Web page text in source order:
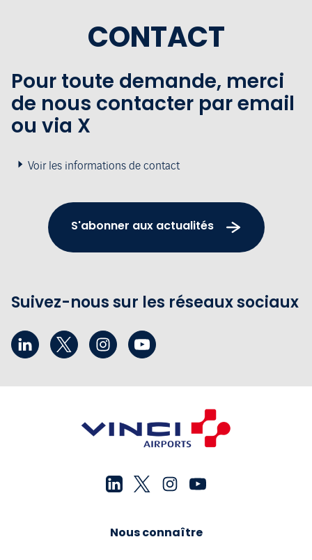
CONTACT
Pour toute demande, merci
de nous contacter par email
ou via X
Voir les informations de contact
S'abonner aux actualités
Suivez-nous sur les réseaux sociaux
Nous connaître